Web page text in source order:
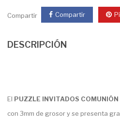
Compartir Compartir
DESCRIPCIÓN
El PUZZLE INVITADOS COMUNIÓN
con 3mm de grosor y se presenta